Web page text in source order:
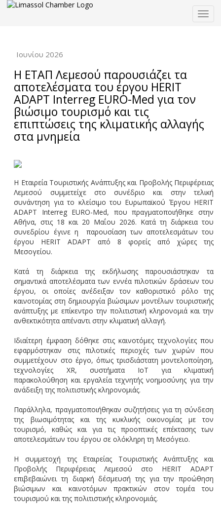
Ιουνίου 2026
Η ΕΤΑΠ Λεμεσού παρουσιάζει τα
αποτελέσματα του έργου HERIT
ADAPT Interreg EURO-Med για τον
βιώσιμο τουρισμό και τις
επιπτώσεις της κλιματικής αλλαγής
στα μνημεία
Η Εταιρεία Τουριστικής Ανάπτυξης και Προβολής Περιφέρειας
Λεμεσού συμμετείχε στο συνέδριο και στην τελική
συνάντηση για το κλείσιμο του Ευρωπαϊκού Έργου HERIT
ADAPT Interreg EURO-Med, που πραγματοποιήθηκε στην
Αθήνα, στις 18 και 20 Μαΐου 2026. Κατά τη διάρκεια του
συνεδρίου έγινε η παρουσίαση των αποτελεσμάτων του
έργου HERIT ADAPT από 8 φορείς από χώρες της
Μεσογείου.
Κατά τη διάρκεια της εκδήλωσης παρουσιάστηκαν τα
σημαντικά αποτελέσματα των εννέα πιλοτικών δράσεων του
έργου, οι οποίες ανέδειξαν τον καθοριστικό ρόλο της
καινοτομίας στη δημιουργία βιώσιμων μοντέλων τουριστικής
ανάπτυξης με επίκεντρο την πολιτιστική κληρονομιά και την
ανθεκτικότητα απέναντι στην κλιματική αλλαγή.
Ιδιαίτερη έμφαση δόθηκε στις καινοτόμες τεχνολογίες που
εφαρμόστηκαν στις πιλοτικές περιοχές των χωρών που
συμμετέχουν στο έργο, όπως τρισδιάστατη μοντελοποίηση,
τεχνολογίες XR, συστήματα IoT για κλιματική
παρακολούθηση και εργαλεία τεχνητής νοημοσύνης για την
ανάδειξη της πολιτιστικής κληρονομιάς.
Παράλληλα, πραγματοποιήθηκαν συζητήσεις για τη σύνδεση
της βιωσιμότητας και της κυκλικής οικονομίας με τον
τουρισμό, καθώς και για τις προοπτικές επέκτασης των
αποτελεσμάτων του έργου σε ολόκληρη τη Μεσόγειο.
Η συμμετοχή της Εταιρείας Τουριστικής Ανάπτυξης και
Προβολής Περιφέρειας Λεμεσού στο HERIT ADAPT
επιβεβαιώνει τη διαρκή δέσμευσή της για την προώθηση
βιώσιμων και καινοτόμων πρακτικών στον τομέα του
τουρισμού και της πολιτιστικής κληρονομιάς.